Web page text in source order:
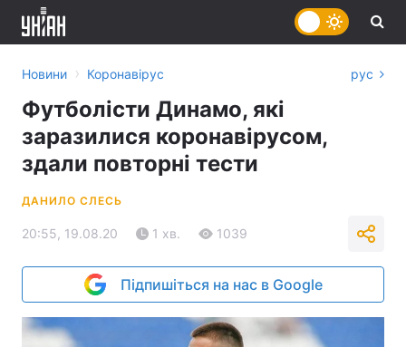
Новини › Коронавірус рус
Футболісти Динамо, які
заразилися коронавірусом,
здали повторні тести
ДАНИЛО СЛЕСЬ
20:55, 19.08.20 1 хв. 1039
Підпишіться на нас в Google